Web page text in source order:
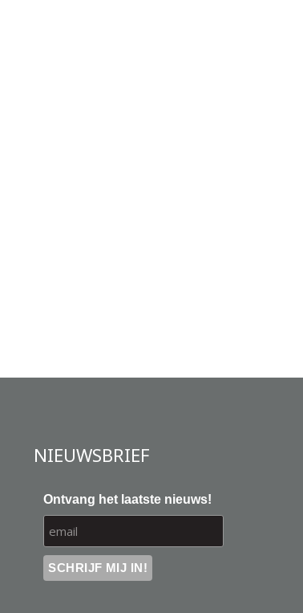
NIEUWSBRIEF
Ontvang het laatste nieuws!